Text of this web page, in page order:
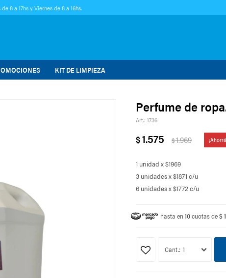
KIT DE LIMPIEZA
8 a 17hs y Viernes de 8 a 16hs.
Perfume de
1736
$1.575 $1.969
1 unidad x $1969
3 unidades x $1871 c/u
6 unidades x $1772 c/u
hasta en 10cuotas de$
1